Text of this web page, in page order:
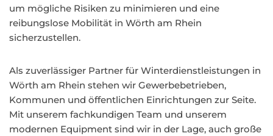
um mögliche Risiken zu minimieren und eine
reibungslose Mobilität in Wörth am Rhein
sicherzustellen.
Als zuverlässiger Partner für Winterdienstleistungen in
Wörth am Rhein stehen wir Gewerbebetrieben,
Kommunen und öffentlichen Einrichtungen zur Seite.
Mit unserem fachkundigen Team und unserem
modernen Equipment sind wir in der Lage, auch große